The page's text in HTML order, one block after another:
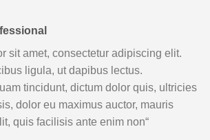
sit amet, consectetur adipiscing elit.
ligula, ut dapibus lectus.
tincidunt, dictum dolor quis, ultricies
dolor eu maximus auctor, mauris
quis facilisis ante enim non“